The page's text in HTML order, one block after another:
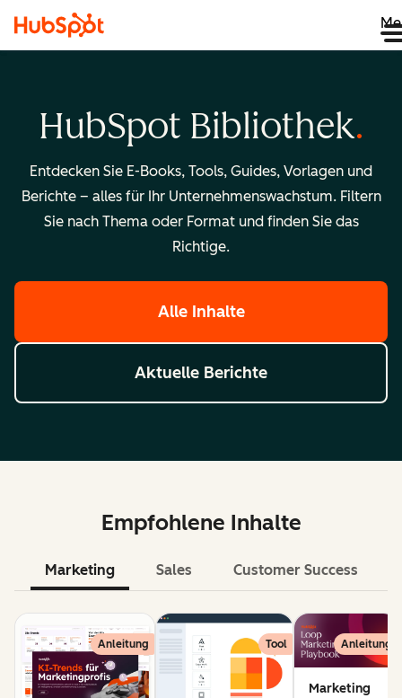
HubSpot Bibliothek
Entdecken Sie E-Books, Tools, Guides, Vorlagen und
Berichte – alles für Ihr Unternehmenswachstum. Filtern
Sie nach Thema oder Format und finden Sie das
Richtige.
Alle Inhalte
Aktuelle Berichte
Empfohlene Inhalte
Marketing Sales Customer Success
Anleitung Tool Anleitung
Marketing